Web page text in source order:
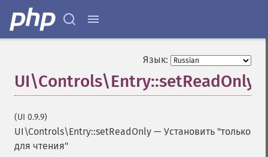
Язык:
UI\Controls\Entry::setReadOnly
(UI 0.9.9)
UI\Controls\Entry::setReadOnly — Установить "только
для чтения"